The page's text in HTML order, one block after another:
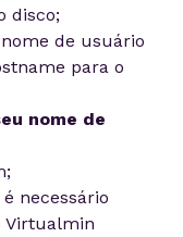
disco;
de usuário
para o
nome de
é necessário
Virtualmin